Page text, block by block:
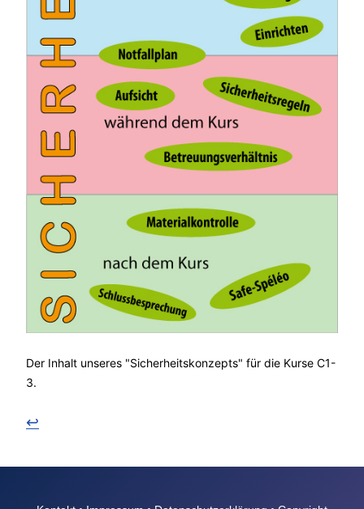
Der Inhalt unseres "Sicherheitskonzepts" für die Kurse C1-
3.
↩